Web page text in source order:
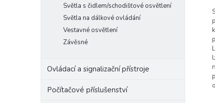
Světla s čidlem/schodišťové osvětlení
Světla na dálkové ovládání
Vestavné osvětlení
Závěsné
Ovládací a signalizační přístroje
Počítačové příslušenství